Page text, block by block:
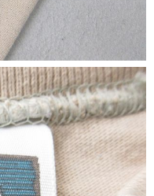
70年代
40年代